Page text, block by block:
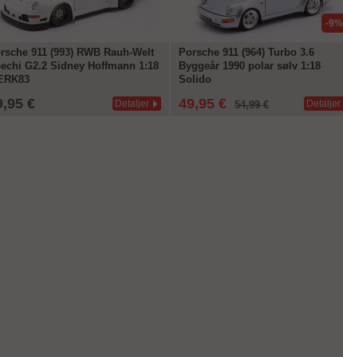
911 (993) RWB Rauh-Welt
G2.2 Sidney Hoffmann 1:18
€ Detaljer
-9%
Porsche 911 (964) Turbo 3.6
Byggeår 1990 polar sølv 1:18
Solido
49,95 € 54,99 € Detaljer